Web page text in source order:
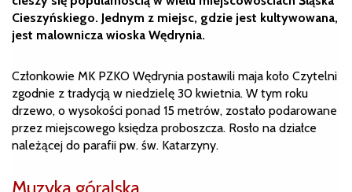
Cieszyńskiego. Jednym z miejsc, gdzie jest kultywowana,
jest malownicza wioska Wędrynia.
Członkowie MK PZKO Wędrynia postawili maja koło Czytelni
zgodnie z tradycją w niedzielę 30 kwietnia. W tym roku
drzewo, o wysokości ponad 15 metrów, zostało podarowane
przez miejscowego księdza proboszcza. Rosło na działce
należącej do parafii pw. św. Katarzyny.